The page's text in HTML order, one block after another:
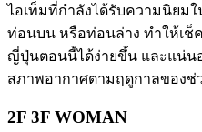
ไอเท็มที่กำลังได้รับความนิยมใ
ท่อนบน หรือท่อนล่าง ทำให้เช็
ญี่ปุ่นตอนนี้ได้ง่ายขึ้น และแน่น
สภาพอากาศตามฤดูกาลของช่
2F 3F WOMAN